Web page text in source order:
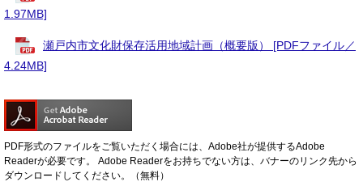
1.97MB]
瀬戸内市文化財保存活用地域計画（概要版） [PDFファイル／
4.24MB]
PDF形式のファイルをご覧いただく場合には、Adobe社が提供するAdobe
Readerが必要です。
Adobe Readerをお持ちでない方は、バナーのリンク先から
ダウンロードしてください。（無料）